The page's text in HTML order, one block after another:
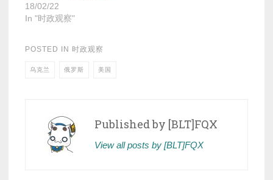
18/02/22
In "时政观察"
POSTED IN 时政观察
乌克兰 俄罗斯 美国
Published by [BLT]FQX
View all posts by [BLT]FQX